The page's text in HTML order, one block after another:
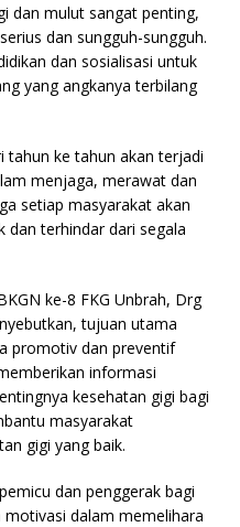
dan mulut sangat penting,
dan sungguh-sungguh.
dan sosialisasi untuk
yang angkanya terbilang
tahun ke tahun akan terjadi
menjaga, merawat dan
setiap masyarakat akan
dan terhindar dari segala
ke-8 FKG Unbrah, Drg
tujuan utama
promotiv dan preventif
informasi
kesehatan gigi bagi
masyarakat
gigi yang baik.
dan penggerak bagi
dalam memelihara